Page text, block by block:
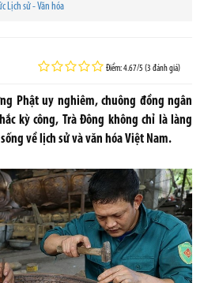
Lịch sử - Văn hóa
Điểm: 4.67/5 (3 đánh giá)
Phật uy nghiêm, chuông đồng ngân
kỳ công, Trà Đông không chỉ là làng
về lịch sử và văn hóa Việt Nam.